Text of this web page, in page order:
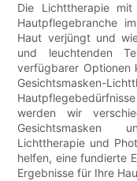
Die Lichttherapie
Hautpflegebranche
Haut verjüngt und
und leuchtenden
verfügbarer Optionen
Gesichtsmasken-
werden wir
Gesichtsmasken
Lichttherapie und
helfen, eine fundierte
Ergebnisse für Ihre